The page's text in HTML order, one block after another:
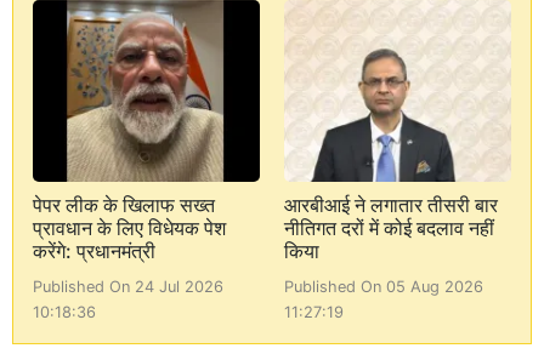
पेपर लीक के खिलाफ सख्त
प्रावधान के लिए विधेयक पेश
करेंगे: प्रधानमंत्री
Published On 24 Jul 2026
10:18:36
आरबीआई ने लगातार तीसरी बार
नीतिगत दरों में कोई बदलाव नहीं
किया
Published On 05 Aug 2026
11:27:19